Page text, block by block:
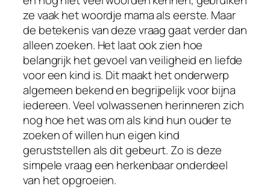
ze vaak het woordje mama als eerste. Maar
de betekenis van deze vraag gaat verder dan
alleen zoeken. Het laat ook zien hoe
belangrijk het gevoel van veiligheid en liefde
voor een kind is. Dit maakt het onderwerp
algemeen bekend en begrijpelijk voor bijna
iedereen. Veel volwassenen herinneren zich
nog hoe het was om als kind hun ouder te
zoeken of willen hun eigen kind
geruststellen als dit gebeurt. Zo is deze
simpele vraag een herkenbaar onderdeel
van het opgroeien.